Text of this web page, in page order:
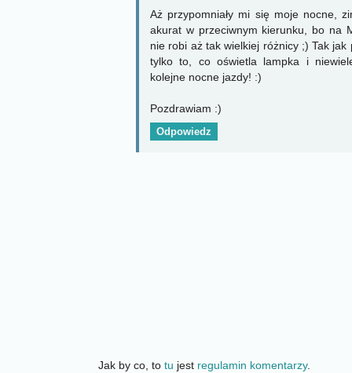
Aż przypomniały mi się moje nocne,
akurat w przeciwnym kierunku, bo na
nie robi aż tak wielkiej różnicy ;) Tak
tylko to, co oświetla lampka i
kolejne nocne jazdy! :)
Pozdrawiam :)
Odpowiedz
Jak by co, to tu jest regulamin komentarzy.